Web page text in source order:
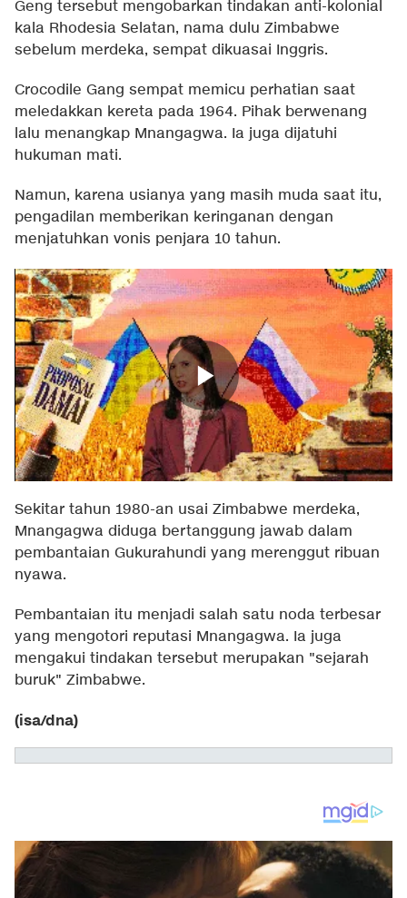
Geng tersebut mengobarkan tindakan anti-kolonial
kala Rhodesia Selatan, nama dulu Zimbabwe
sebelum merdeka, sempat dikuasai Inggris.
Crocodile Gang sempat memicu perhatian saat
meledakkan kereta pada 1964. Pihak berwenang
lalu menangkap Mnangagwa. Ia juga dijatuhi
hukuman mati.
Namun, karena usianya yang masih muda saat itu,
pengadilan memberikan keringanan dengan
menjatuhkan vonis penjara 10 tahun.
Sekitar tahun 1980-an usai Zimbabwe merdeka,
Mnangagwa diduga bertanggung jawab dalam
pembantaian Gukurahundi yang merenggut ribuan
nyawa.
Pembantaian itu menjadi salah satu noda terbesar
yang mengotori reputasi Mnangagwa. Ia juga
mengakui tindakan tersebut merupakan "sejarah
buruk" Zimbabwe.
(isa/dna)